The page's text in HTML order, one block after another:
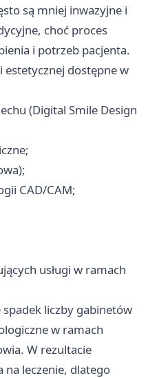
są mniej inwazyjne i
choć proces
i potrzeb pacjenta.
estetycznej dostępne w
(Digital Smile Design
CAD/CAM;
usługi w ramach
spadek liczby gabinetów
w ramach
W rezultacie
na leczenie, dlatego